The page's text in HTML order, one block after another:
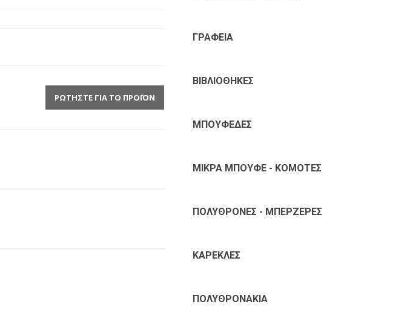
ΡΩΤΉΣΤΕ ΓΙΑ ΤΟ ΠΡΟΪΌΝ
ΓΡΑΦΕΙΑ
ΒΙΒΛΙΟΘΗΚΕΣ
ΜΠΟΥΦΕΔΕΣ
ΜΙΚΡΑ ΜΠΟΥΦΕ - ΚΟΜΟΤΕΣ
ΠΟΛΥΘΡΟΝΕΣ - ΜΠΕΡΖΕΡΕΣ
ΚΑΡΕΚΛΕΣ
ΠΟΛΥΘΡΟΝΑΚΙΑ